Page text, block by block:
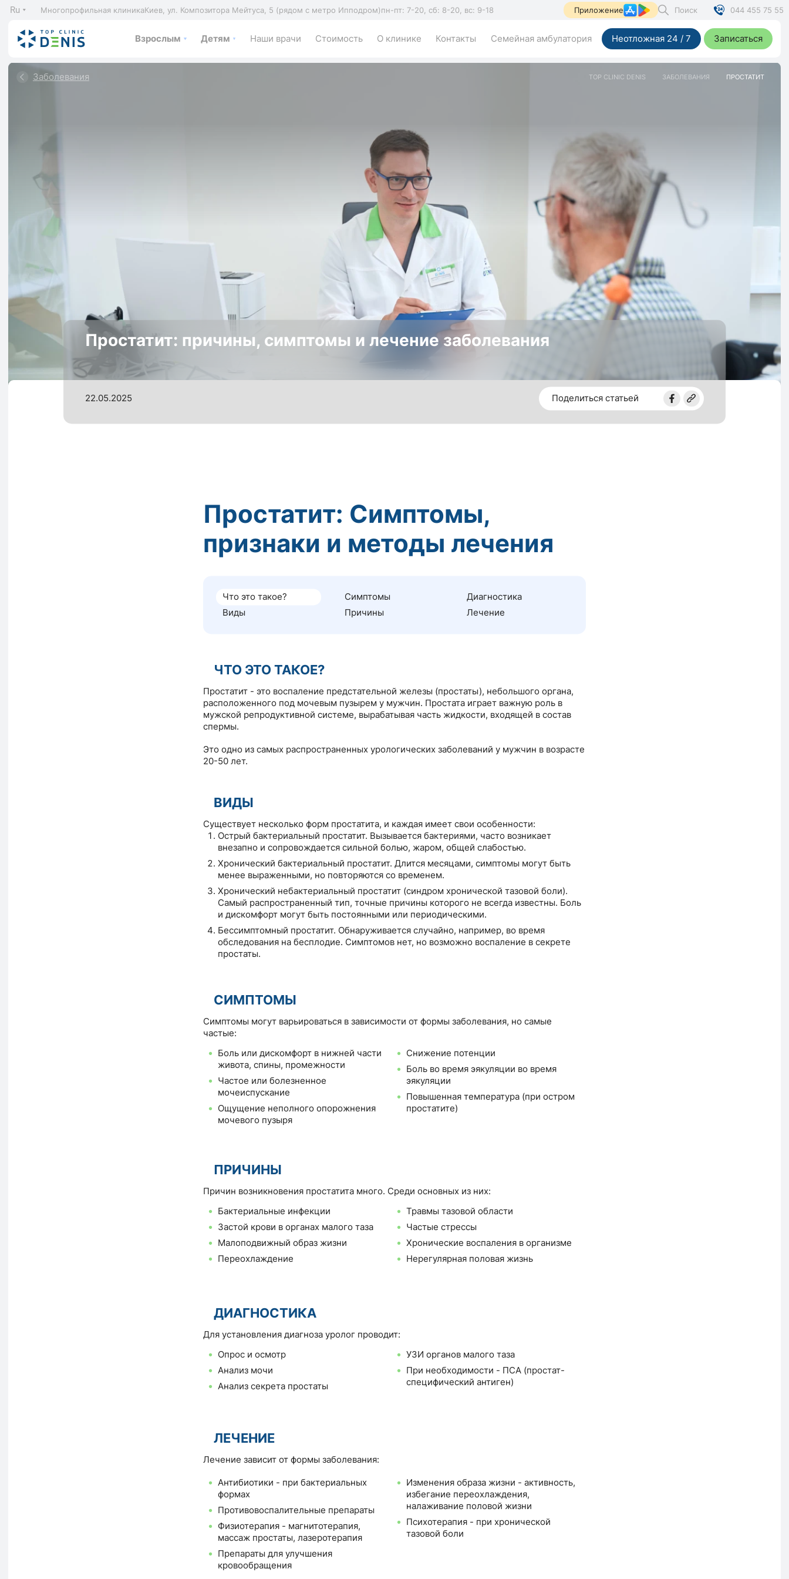
Ru Многопрофильная клиникаКиев, ул. Композитора Мейтуса, 5 (рядом с метро Ипподром)пн-пт: 7-20, сб: 8-20, вс: 9-18 Приложение Поиск 044 455 75 55
Взрослым Детям Наши врачи Стоимость О клинике Контакты Семейная амбулатория Неотложная 24 / 7 Записаться
Заболевания TOP CLINIC DENIS ЗАБОЛЕВАНИЯ ПРОСТАТИТ
Простатит: причины, симптомы и лечение заболевания
22.05.2025 Поделиться статьей
Простатит: Симптомы,
признаки и методы лечения
Что это такое?
Виды
Симптомы
Причины
Диагностика
Лечение
ЧТО ЭТО ТАКОЕ?
Простатит - это воспаление предстательной железы (простаты), небольшого органа,
расположенного под мочевым пузырем у мужчин. Простата играет важную роль в
мужской репродуктивной системе, вырабатывая часть жидкости, входящей в состав
спермы.
Это одно из самых распространенных урологических заболеваний у мужчин в возрасте
20-50 лет.
ВИДЫ
Существует несколько форм простатита, и каждая имеет свои особенности:
Острый бактериальный простатит. Вызывается бактериями, часто возникает
внезапно и сопровождается сильной болью, жаром, общей слабостью.
Хронический бактериальный простатит. Длится месяцами, симптомы могут быть
менее выраженными, но повторяются со временем.
Хронический небактериальный простатит (синдром хронической тазовой боли).
Самый распространенный тип, точные причины которого не всегда известны. Боль
и дискомфорт могут быть постоянными или периодическими.
Бессимптомный простатит. Обнаруживается случайно, например, во время
обследования на бесплодие. Симптомов нет, но возможно воспаление в секрете
простаты.
СИМПТОМЫ
Симптомы могут варьироваться в зависимости от формы заболевания, но самые
частые:
Боль или дискомфорт в нижней части
живота, спины, промежности
Частое или болезненное
мочеиспускание
Ощущение неполного опорожнения
мочевого пузыря
Снижение потенции
Боль во время эякуляции во время
эякуляции
Повышенная температура (при остром
простатите)
ПРИЧИНЫ
Причин возникновения простатита много. Среди основных из них:
Бактериальные инфекции
Застой крови в органах малого таза
Малоподвижный образ жизни
Переохлаждение
Травмы тазовой области
Частые стрессы
Хронические воспаления в организме
Нерегулярная половая жизнь
ДИАГНОСТИКА
Для установления диагноза уролог проводит:
Опрос и осмотр
Анализ мочи
Анализ секрета простаты
УЗИ органов малого таза
При необходимости - ПСА (простат-
специфический антиген)
ЛЕЧЕНИЕ
Лечение зависит от формы заболевания:
Антибиотики - при бактериальных
формах
Противовоспалительные препараты
Физиотерапия - магнитотерапия,
массаж простаты, лазеротерапия
Препараты для улучшения
кровообращения
Изменения образа жизни - активность,
избегание переохлаждения,
налаживание половой жизни
Психотерапия - при хронической
тазовой боли